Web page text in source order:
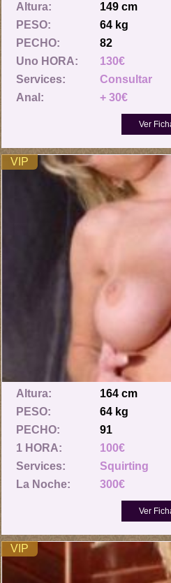
Altura:
149 cm
PESO:
64 kg
PECHO:
82
Uno HORA:
130€
Services:
Consultar
Anal:
+ 30€
VIP
Altura:
164 cm
PESO:
64 kg
PECHO:
91
1 HORA:
100€
Services:
Squirting
La Noche:
300€
VIP